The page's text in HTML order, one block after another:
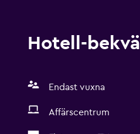
Hotell-
Endast vuxna
Affärscentrum